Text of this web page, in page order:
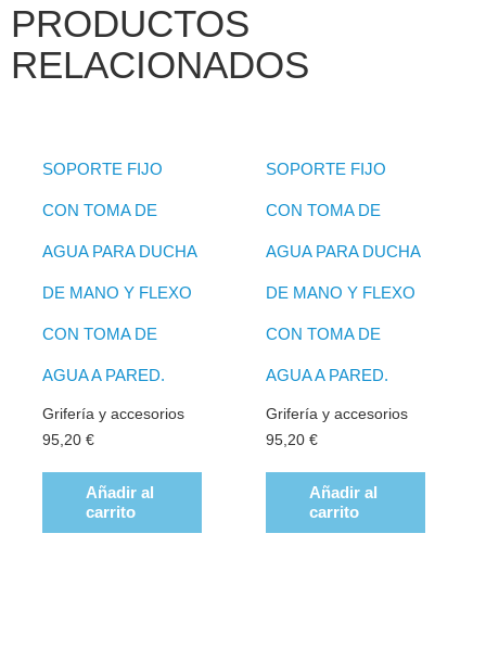
PRODUCTOS
RELACIONADOS
SOPORTE FIJO
CON TOMA DE
AGUA PARA DUCHA
DE MANO Y FLEXO
CON TOMA DE
AGUA A PARED.
Grifería y accesorios
95,20€
Añadir al
carrito
SOPORTE FIJO
CON TOMA DE
AGUA PARA DUCHA
DE MANO Y FLEXO
CON TOMA DE
AGUA A PARED.
Grifería y accesorios
95,20 €
Añadir al
carrito